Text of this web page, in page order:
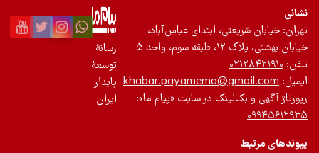
خیابان شریعتی، ابتدای عباس‌آباد،
بهشتی، پلاک ۱۲، طبقه سوم، واحد ۵
۰۲۱۲۸۴۲۱۹۱۰
khabar.payamema@gmail.com
آگهی و بک‌لینک در سایت «پیام ما»:
مرتبط
رسانۀ
توسعۀ
پایدار
ایران